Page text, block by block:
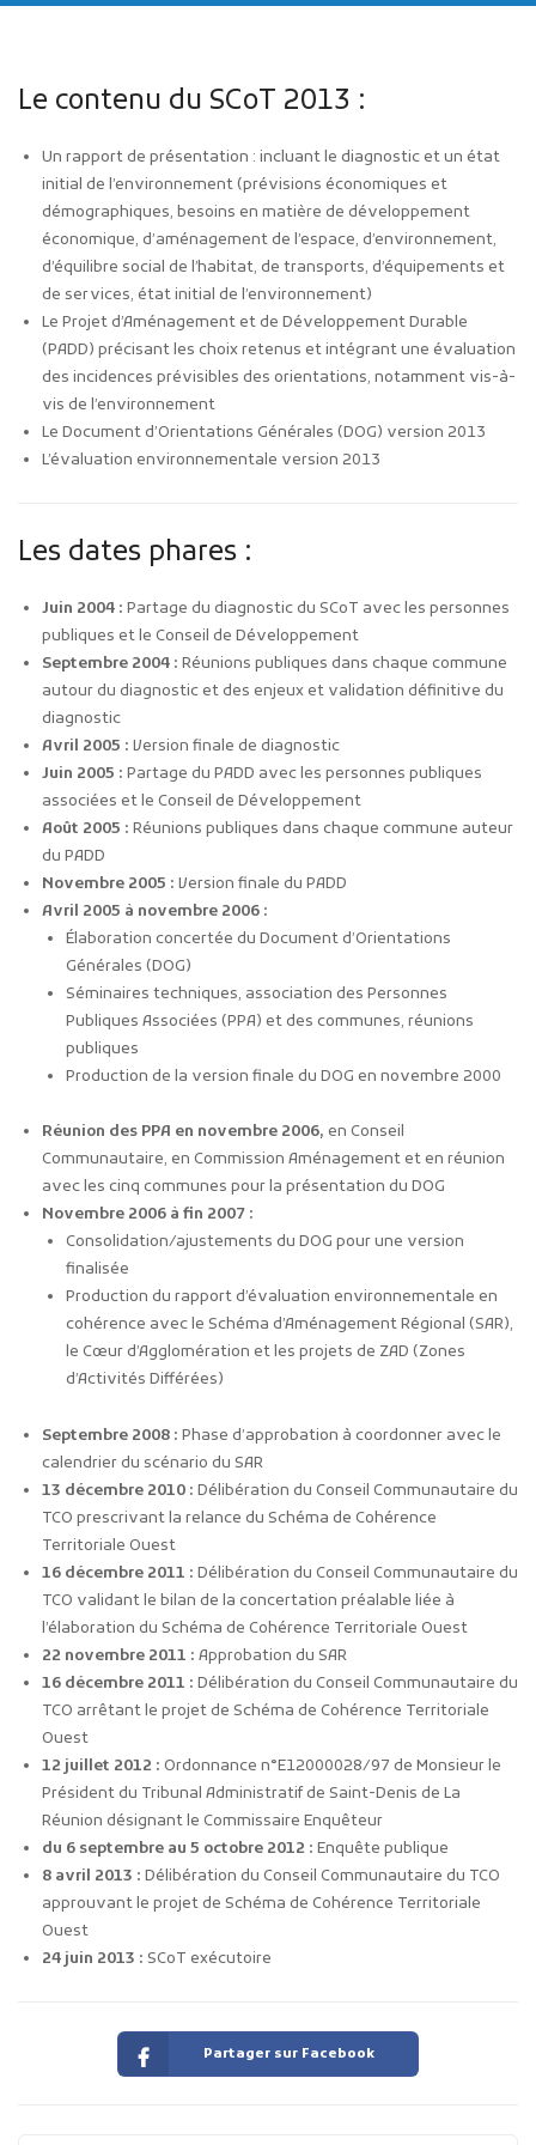
Publicité des actes
Marchés publics
Projets financés par l'Europe
Plans d'accès
Le contenu du SCoT 2013 :
Un rapport de présentation : incluant le diagnostic et un état
initial de l’environnement (prévisions économiques et
démographiques, besoins en matière de développement
économique, d’aménagement de l’espace, d’environnement,
d’équilibre social de l’habitat, de transports, d’équipements et
de services, état initial de l’environnement)
Le Projet d’Aménagement et de Développement Durable
(PADD) précisant les choix retenus et intégrant une évaluation
des incidences prévisibles des orientations, notamment vis-à-
vis de l’environnement
Le Document d’Orientations Générales (DOG) version 2013
L’évaluation environnementale version 2013
Les dates phares :
Juin 2004 : Partage du diagnostic du SCoT avec les personnes
publiques et le Conseil de Développement
Septembre 2004 : Réunions publiques dans chaque commune
autour du diagnostic et des enjeux et validation définitive du
diagnostic
Avril 2005 : Version finale de diagnostic
Juin 2005 : Partage du PADD avec les personnes publiques
associées et le Conseil de Développement
Août 2005 : Réunions publiques dans chaque commune auteur
du PADD
Novembre 2005 : Version finale du PADD
Avril 2005 à novembre 2006 :
Élaboration concertée du Document d’Orientations
Générales (DOG)
Séminaires techniques, association des Personnes
Publiques Associées (PPA) et des communes, réunions
publiques
Production de la version finale du DOG en novembre 2000
Réunion des PPA en novembre 2006, en Conseil
Communautaire, en Commission Aménagement et en réunion
avec les cinq communes pour la présentation du DOG
Novembre 2006 à fin 2007 :
Consolidation/ajustements du DOG pour une version
finalisée
Production du rapport d’évaluation environnementale en
cohérence avec le Schéma d’Aménagement Régional (SAR),
le Cœur d’Agglomération et les projets de ZAD (Zones
d’Activités Différées)
Septembre 2008 : Phase d’approbation à coordonner avec le
calendrier du scénario du SAR
13 décembre 2010 : Délibération du Conseil Communautaire du
TCO prescrivant la relance du Schéma de Cohérence
Territoriale Ouest
16 décembre 2011 : Délibération du Conseil Communautaire du
TCO validant le bilan de la concertation préalable liée à
l’élaboration du Schéma de Cohérence Territoriale Ouest
22 novembre 2011 : Approbation du SAR
16 décembre 2011 : Délibération du Conseil Communautaire du
TCO arrêtant le projet de Schéma de Cohérence Territoriale
Ouest
12 juillet 2012 : Ordonnance n°E12000028/97 de Monsieur le
Président du Tribunal Administratif de Saint-Denis de La
Réunion désignant le Commissaire Enquêteur
du 6 septembre au 5 octobre 2012 : Enquête publique
8 avril 2013 : Délibération du Conseil Communautaire du TCO
approuvant le projet de Schéma de Cohérence Territoriale
Ouest
24 juin 2013 : SCoT exécutoire
Partager sur Facebook